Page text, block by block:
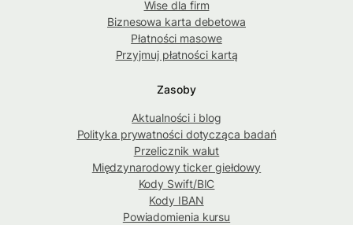
Wise dla firm
Biznesowa karta debetowa
Płatności masowe
Przyjmuj płatności kartą
Zasoby
Aktualności i blog
Polityka prywatności dotycząca badań
Przelicznik walut
Międzynarodowy ticker giełdowy
Kody Swift/BIC
Kody IBAN
Powiadomienia kursu